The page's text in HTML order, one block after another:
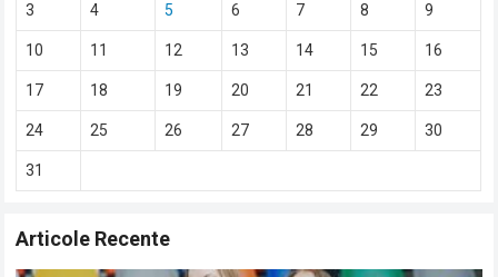
3 4 5 6 7 8 9
10 11 12 13 14 15 16
17 18 19 20 21 22 23
24 25 26 27 28 29 30
31
Articole Recente